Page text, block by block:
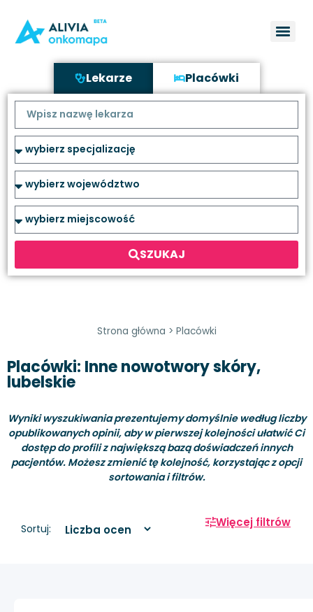
Lekarze Placówki
SZUKAJ
Strona główna > Placówki
Placówki: Inne nowotwory skóry,
lubelskie
Wyniki wyszukiwania prezentujemy domyślnie według liczby
opublikowanych opinii, aby w pierwszej kolejności ułatwić Ci
dostęp do profili z największą bazą doświadczeń innych
pacjentów. Możesz zmienić tę kolejność, korzystając z opcji
sortowania i filtrów.
Sortuj: Więcej filtrów